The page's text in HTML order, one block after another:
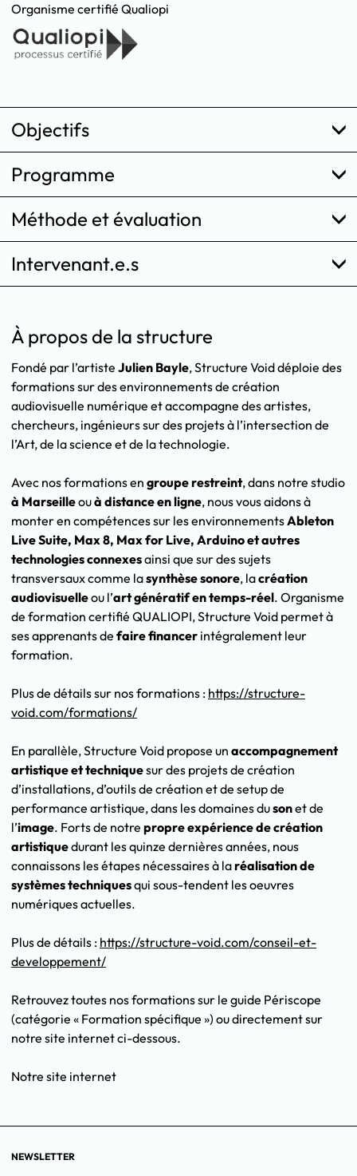
Organisme certifié Qualiopi
Objectifs
Programme
Méthode et évaluation
Intervenant.e.s
À propos de la structure
Fondé par l’artiste Julien Bayle, Structure Void déploie des
formations sur des environnements de création
audiovisuelle numérique et accompagne des artistes,
chercheurs, ingénieurs sur des projets à l’intersection de
l’Art, de la science et de la technologie.
Avec nos formations en groupe restreint, dans notre studio
à Marseilleouà distance en ligne, nous vous aidons à
monter en compétences sur les environnementsAbleton
Live Suite, Max 8, Max for Live, Arduino et autres
technologies connexesainsi que sur des sujets
transversaux comme lasynthèse sonore, lacréation
audiovisuelleou l’art génératif en temps-réel. Organisme
de formation certifié QUALIOPI, Structure Void permet à
ses apprenants de faire financer intégralement leur
formation.
Plus de détails sur nos formations : https://structure-
void.com/formations/
En parallèle, Structure Void propose un accompagnement
artistique et techniquesur des projets de création
d’installations, d’outils de création et de setup de
performance artistique, dans les domaines dusonet de
l’image. Forts de notre propre expérience de création
artistiquedurant les quinze dernières années, nous
connaissons les étapes nécessaires à laréalisation de
systèmes techniquesqui sous-tendent les oeuvres
numériques actuelles.
Plus de détails : https://structure-void.com/conseil-et-
developpement/
Retrouvez toutes nos formations sur le guide Périscope
(catégorie « Formation spécifique ») ou directement sur
notre site internet ci-dessous.
Notre site internet
NEWSLETTER